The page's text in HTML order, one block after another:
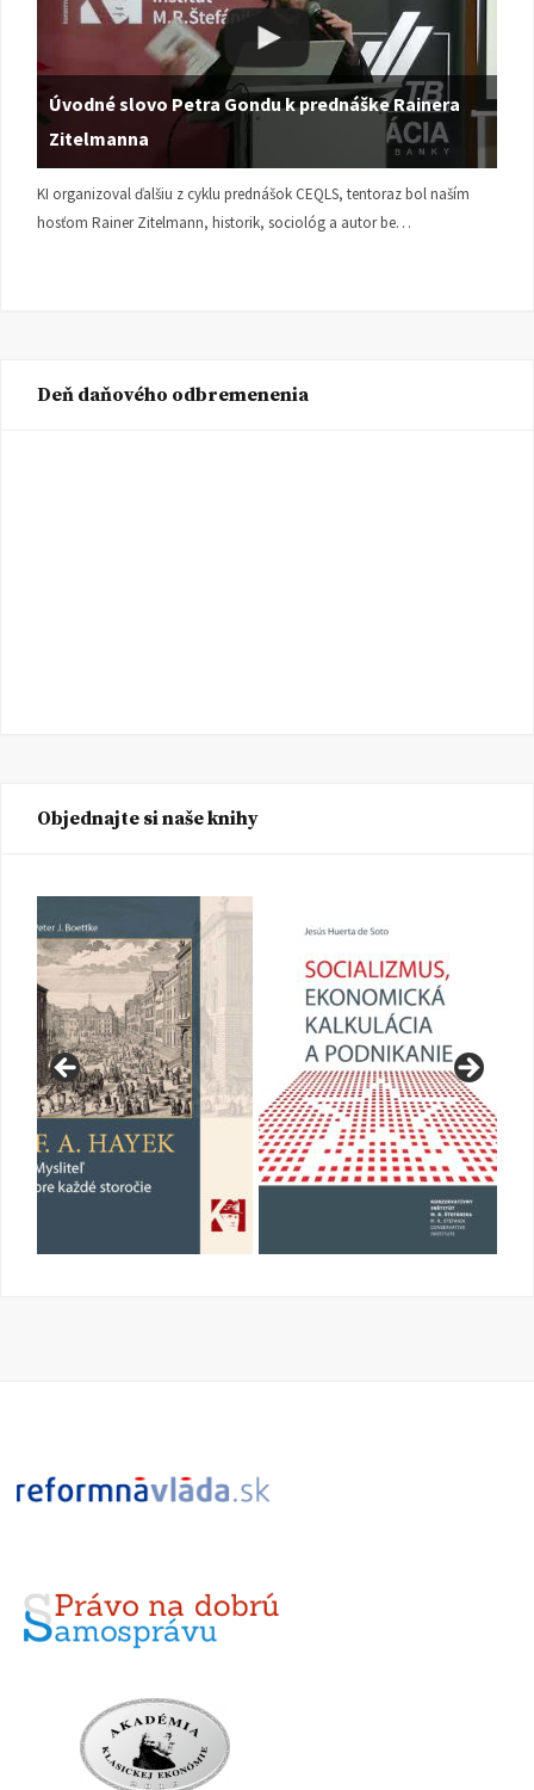
Úvodné slovo Petra Gondu k prednáške Rainera
Zitelmanna
KI organizoval ďalšiu z cyklu prednášok CEQLS, tentoraz bol naším
hosťom Rainer Zitelmann, historik, sociológ a autor be…
Deň daňového odbremenenia
Objednajte si naše knihy